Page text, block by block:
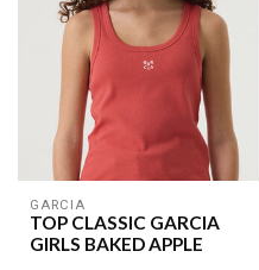
GARCIA
TOP CLASSIC GARCIA
GIRLS BAKED APPLE